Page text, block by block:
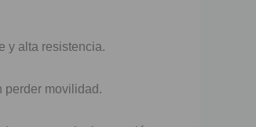
y alta resistencia.
perder movilidad.